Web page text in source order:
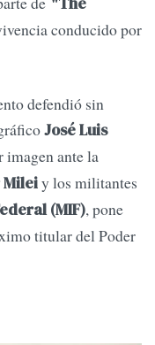
conducido por
defendió sin
José Luis
imagen ante la
Mileiy los militantes
(MIF), pone
titular del Poder